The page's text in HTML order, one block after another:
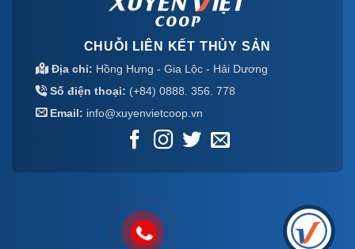
CHUỖI LIÊN KẾT THỦY SẢN
Địa chỉ: Hồng Hưng - Gia Lộc - Hải Dương
Số điện thoại: (+84) 0888. 356. 778
Email: info@xuyenvietcoop.vn